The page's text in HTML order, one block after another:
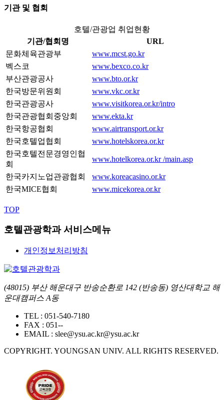
기관 및 협회
호텔/관광업 취업현황
기관/협회명
URL
문화체육관광부
www.mcst.go.kr
벡스코
www.bexco.co.kr
부산관광공사
www.bto.or.kr
한국방문위원회
www.vkc.or.kr
한국관광공사
www.visitkorea.or.kr/intro
한국관광협회중앙회
www.ekta.kr
한국항공협회
www.airtransport.or.kr
한국호텔업협회
www.hotelskorea.or.kr
한국호텔전문경영인협
회
www.hotelkorea.or.kr /main.asp
한국카지노업관광협회
www.koreacasino.or.kr
한국MICE협회
www.micekorea.or.kr
TOP
호텔관광학과 서비스메뉴
개인정보처리방침
(48015) 부산 해운대구 반송순환로 142 (반송동) 영산대학교 해
운대캠퍼스 A동
TEL : 051-540-7180
FAX : 051--
EMAIL : slee@ysu.ac.kr@ysu.ac.kr
COPYRIGHT. YOUNGSAN UNIV. ALL RIGHTS RESERVED.